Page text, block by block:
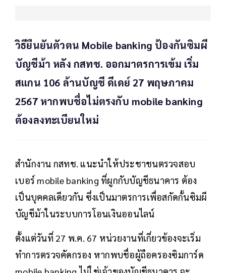
วิธียืนยันตัวตน Mobile banking ป้องกันซิมผี
บัญชีม้า หลัง กสทช. ออกมาตรการเข้ม เริ่ม
สแกน 106 ล้านบัญชี ดีเดย์ 27 พฤษภาคม
2567 หากพบชื่อไม่ตรงกับ mobile banking
ต้องลงทะเบียนใหม่
สำนักงาน กสทช. แนะนำให้ประชาชนตรวจสอบ
เบอร์ mobile banking ที่ผูกกับบัญชีธนาคาร ต้อง
เป็นบุคคลเดียวกัน ซึ่งเป็นมาตรการเพื่อสกัดกั้นซิมผี
บัญชีม้าในระบบการโอนเงินออนไลน์
ตั้งแต่วันที่ 27 พ.ค. 67 หน่วยงานที่เกี่ยวข้องจะเริ่ม
ทำการตรวจคัดกรอง หากพบชื่อผู้ถือครองซิมการ์ด